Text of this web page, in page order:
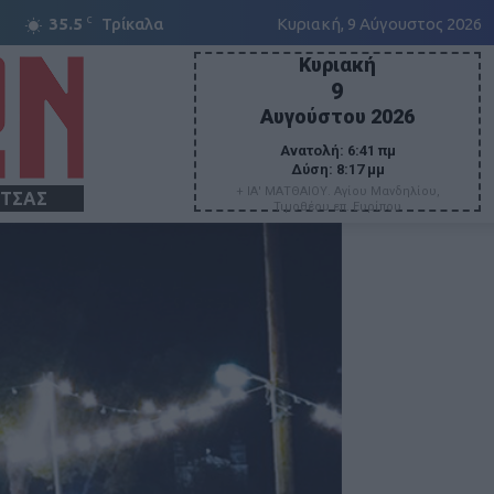
35.5 C Τρίκαλα Κυριακή, 9 Αύγουστος 2026
Κυριακή
9
Αυγούστου 2026
Ανατολή: 6:41 πμ
Δύση: 8:17 μμ
+ ΙΑ' ΜΑΤΘΑΙΟΥ. Αγίου Μανδηλίου,
Τιμοθέου επ. Ευρίπου